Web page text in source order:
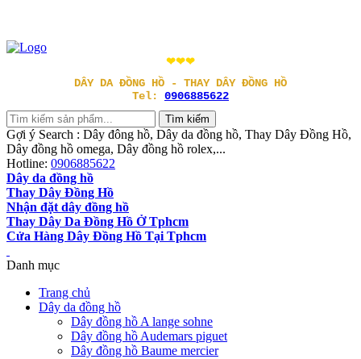
❤❤❤
DÂY DA ĐỒNG HỒ - THAY DÂY ĐỒNG HỒ
Tel: 0906885622
Gợi ý Search : Dây đông hồ, Dây da đồng hồ, Thay Dây Đồng Hồ,
Dây đồng hồ omega, Dây đồng hồ rolex,...
Hotline: 0906885622
Dây da đồng hồ
Thay Dây Đồng Hồ
Nhận đặt dây đồng hồ
Thay Dây Da Đồng Hồ Ở Tphcm
Cửa Hàng Dây Đồng Hồ Tại Tphcm
Danh mục
Trang chủ
Dây da đồng hồ
Dây đồng hồ A lange sohne
Dây đồng hồ Audemars piguet
Dây đồng hồ Baume mercier